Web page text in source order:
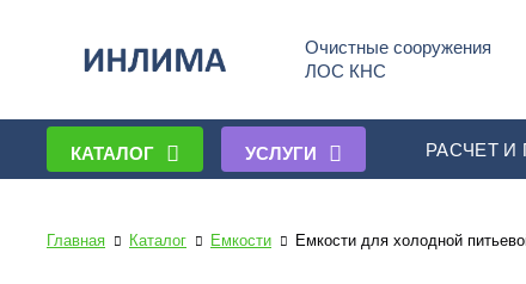
Очистные сооружения
ЛОС КНС
КАТАЛОГ УСЛУГИ РАСЧЕТ И
Главная Каталог Емкости Емкости для холодной